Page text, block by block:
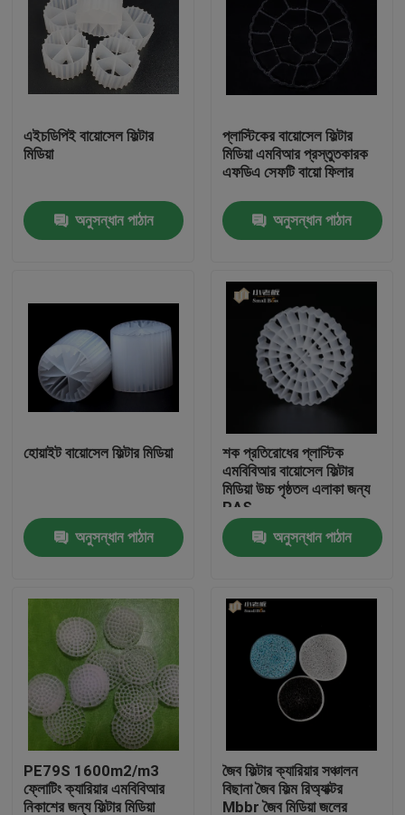
পণ্য
আমাদের সম্পর্কে
কারখানা ভ্রমণ
মান নিয়ন্ত্রণ
উদ্ধৃতির জন্য আবেদন
এমবিবিআর ফিল্টার মিডিয়া
এমবিবিআর বায়ো মিডিয়া
এইচডিপিই বায়োসেল ফিল্টার
মিডিয়া
অনুসন্ধান পাঠান
প্লাস্টিকের বায়োসেল ফিল্টার
মিডিয়া এমবিআর প্রস্তুতকারক
এফডিএ সেফটি বায়ো ফিলার
অনুসন্ধান পাঠান
হোয়াইট বায়োসেল ফিল্টার মিডিয়া
অনুসন্ধান পাঠান
শক প্রতিরোধের প্লাস্টিক
এমবিবিআর বায়োসেল ফিল্টার
মিডিয়া উচ্চ পৃষ্ঠতল এলাকা জন্য
RAS
অনুসন্ধান পাঠান
PE79S 1600m2/m3
ফ্লোটিং ক্যারিয়ার এমবিবিআর
নিকাশের জন্য ফিল্টার মিডিয়া
জৈব ফিল্টার ক্যারিয়ার সঞ্চালন
বিছানা জৈব ফিল্ম রিঅ্যাক্টর
Mbbr জৈব মিডিয়া জলের